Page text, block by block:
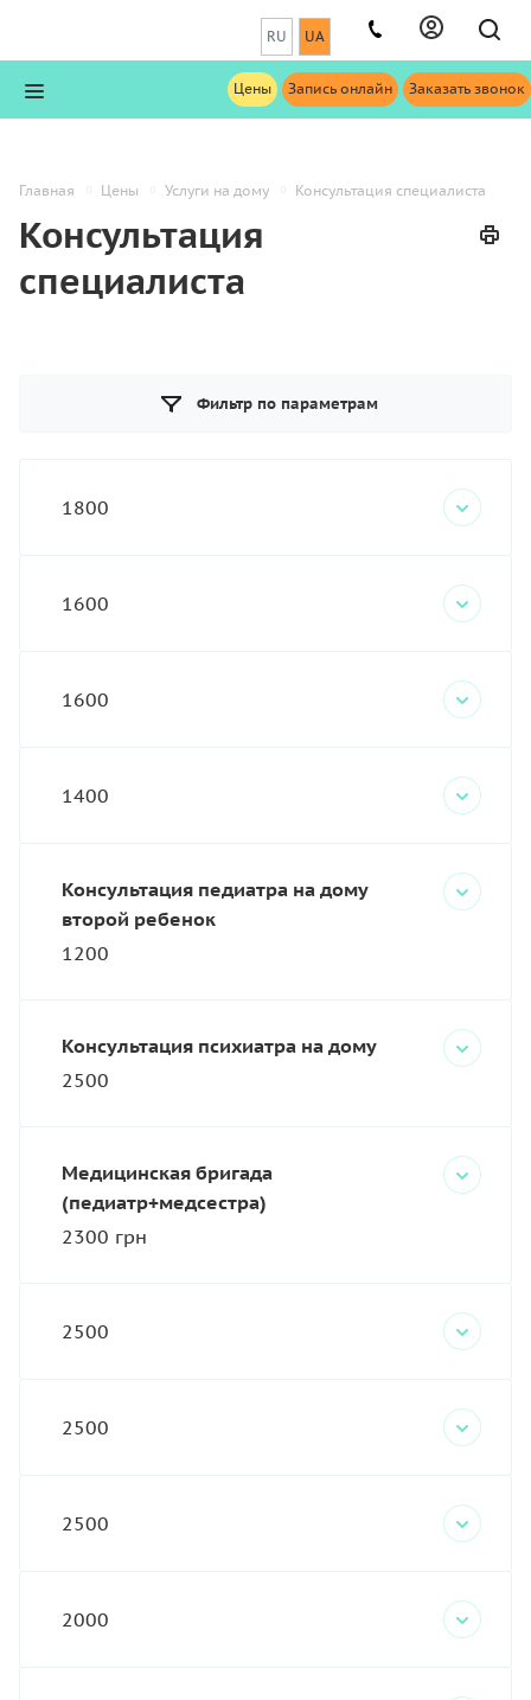
RU UA
Цены Запись онлайн Заказать звонок
Главная Цены Услуги на дому Консультация специалиста
Консультация
специалиста
Фильтр по параметрам
1800
1600
1600
1400
Консультация педиатра на дому
второй ребенок
1200
Консультация психиатра на дому
2500
Медицинская бригада
(педиатр+медсестра)
2300 грн
2500
2500
2500
2000